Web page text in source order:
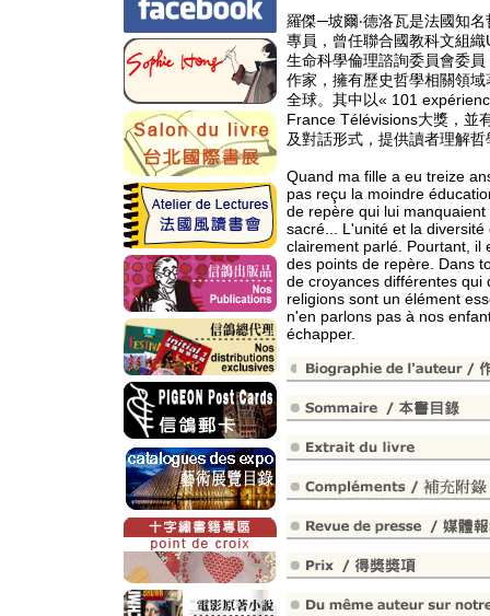
羅傑─坡爾‧德洛瓦是法國知
專員，曾任聯合國教科文組
生命科學倫理諮詢委員會委
作家，擁有歷史哲學相關領
全球。其中以« 101
France Télévisions大獎，並
及對話形式，提供讀者理解
Quand ma fille a eu treize
pas reçu la moindre
de repère qui lui
sacré... L'unité et la
clairement parlé. Pourtant, il
des points de repère. Dans
de croyances différentes
religions sont un élément
n'en parlons pas à nos
échapper.